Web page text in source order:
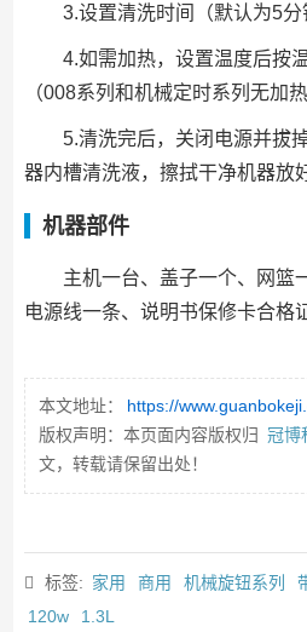
3.设置清洗时间（默认为5分
4.如需加热，设置温度后按
（008系列和机械定时系列无加热
5.清洗完后，关闭电源并拔
器内槽清洗液，擦拭干净机器放
机器部件
主机一台、盖子一个、网篮
电源线一条、说明书保修卡合格
本文地址：
https://
版权声明：本页面内容版权归 冠博
文，转载请保留出处！
标签: 家用 商用 机械旋钮系列
120w
1.3L